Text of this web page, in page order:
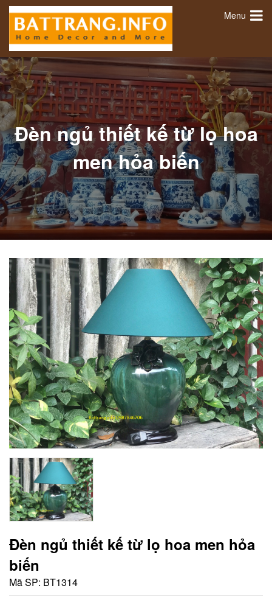
Menu
Đèn ngủ thiết kế từ lọ hoa
men hỏa biến
Đèn ngủ thiết kế từ lọ hoa men hỏa
biến
Mã SP: BT1314